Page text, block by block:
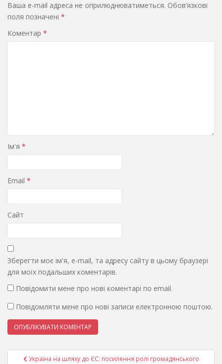
Ваша e-mail адреса не оприлюднюватиметься. Обов’язкові
поля позначені *
Коментар *
Ім'я *
Email *
Сайт
Зберегти моє ім'я, e-mail, та адресу сайту в цьому браузері
для моїх подальших коментарів.
Повідомити мене про нові коментарі по email.
Повідомляти мене про нові записи електронною поштою.
Навігація
Україна на шляху до ЄС: посилення ролі громадянського